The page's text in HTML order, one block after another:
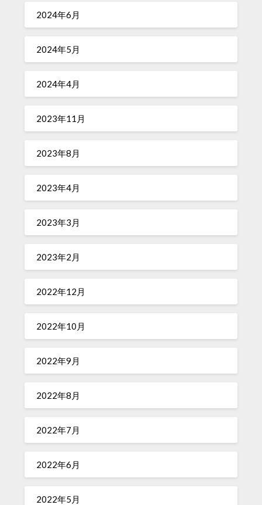
2024年6月
2024年5月
2024年4月
2023年11月
2023年8月
2023年4月
2023年3月
2023年2月
2022年12月
2022年10月
2022年9月
2022年8月
2022年7月
2022年6月
2022年5月